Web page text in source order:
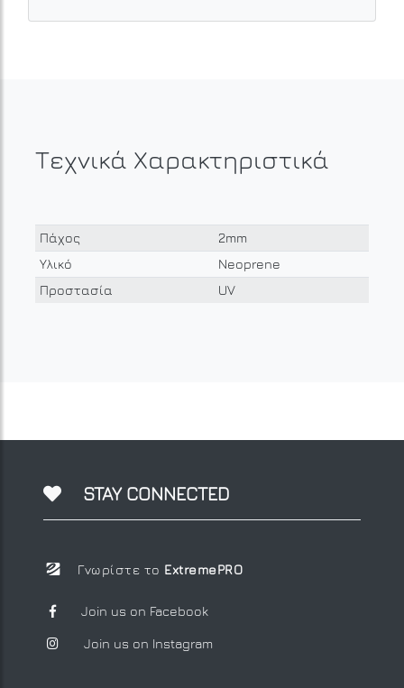
Τεχνικά Χαρακτηριστικά
Πάχος
2mm
Υλικό
Neoprene
Προστασία
UV
STAY CONNECTED
Γνωρίστε το ExtremePRO
Join us on Facebook
Join us on Instagram